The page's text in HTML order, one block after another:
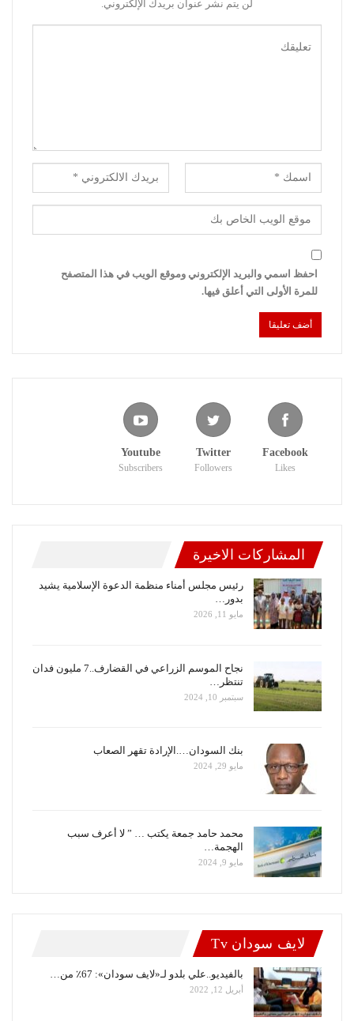
لن يتم نشر عنوان بريدك الإلكتروني.
احفظ اسمي والبريد الإلكتروني وموقع الويب في هذا المتصفح
للمرة الأولى التي أعلق فيها.
Facebook
Likes
Twitter
Followers
Youtube
Subscribers
المشاركات الاخيرة
رئيس مجلس أمناء منظمة الدعوة الإسلامية يشيد
بدور…
مايو 11, 2026
نجاح الموسم الزراعي في القضارف..7 مليون فدان
تنتظر…
سبتمبر 10, 2024
بنك السودان….الإرادة تقهر الصعاب
مايو 29, 2024
محمد حامد جمعة يكتب … ” لا أعرف سبب
الهجمة…
مايو 9, 2024
لايف سودان Tv
بالفيديو..علي بلدو لـ«لايف سودان»: 67٪ من…
أبريل 12, 2022